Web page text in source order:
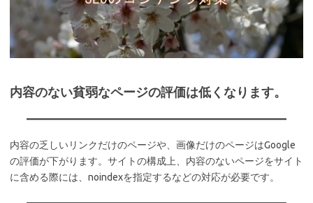
内容のない貧弱なページの評価は低くなります。
内容の乏しいリンクだけのページや、画像だけのページはGoogle
の評価が下がります。サイトの構成上、内容のないページをサイト
に含める際には、noindexを指定するなどの対応が必要です。